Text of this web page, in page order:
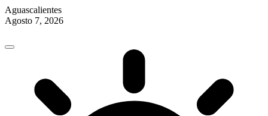
Aguascalientes
Agosto 7, 2026
content